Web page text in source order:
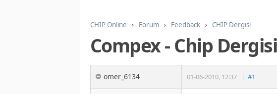
CHIP Online Forum Feedback CHIP Dergisi
Compex - Chip Dergisi
omer_6134 01-06-2010, 12:37 | #1